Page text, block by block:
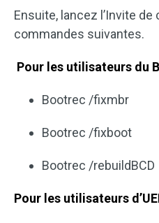
Ensuite, lancez l’Invite
commandes suivantes.
Pour les utilisateurs du
Bootrec /fixmbr
Bootrec /fixboot
Bootrec /rebuildBCD
Pour les utilisateurs